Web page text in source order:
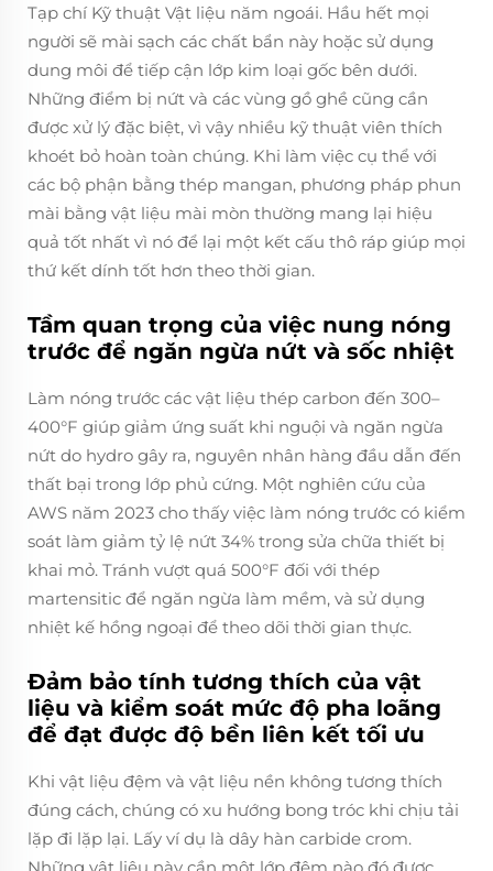
Tạp chí Kỹ thuật Vật liệu năm ngoái. Hầu hết mọi
người sẽ mài sạch các chất bẩn này hoặc sử dụng
dung môi để tiếp cận lớp kim loại gốc bên dưới.
Những điểm bị nứt và các vùng gồ ghề cũng cần
được xử lý đặc biệt, vì vậy nhiều kỹ thuật viên thích
khoét bỏ hoàn toàn chúng. Khi làm việc cụ thể với
các bộ phận bằng thép mangan, phương pháp phun
mài bằng vật liệu mài mòn thường mang lại hiệu
quả tốt nhất vì nó để lại một kết cấu thô ráp giúp mọi
thứ kết dính tốt hơn theo thời gian.
Tầm quan trọng của việc nung nóng
trước để ngăn ngừa nứt và sốc nhiệt
Làm nóng trước các vật liệu thép carbon đến 300–
400°F giúp giảm ứng suất khi nguội và ngăn ngừa
nứt do hydro gây ra, nguyên nhân hàng đầu dẫn đến
thất bại trong lớp phủ cứng. Một nghiên cứu của
AWS năm 2023 cho thấy việc làm nóng trước có kiểm
soát làm giảm tỷ lệ nứt 34% trong sửa chữa thiết bị
khai mỏ. Tránh vượt quá 500°F đối với thép
martensitic để ngăn ngừa làm mềm, và sử dụng
nhiệt kế hồng ngoại để theo dõi thời gian thực.
Đảm bảo tính tương thích của vật
liệu và kiểm soát mức độ pha loãng
để đạt được độ bền liên kết tối ưu
Khi vật liệu đệm và vật liệu nền không tương thích
đúng cách, chúng có xu hướng bong tróc khi chịu tải
lặp đi lặp lại. Lấy ví dụ là dây hàn carbide crom.
Những vật liệu này cần một lớp đệm nào đó được